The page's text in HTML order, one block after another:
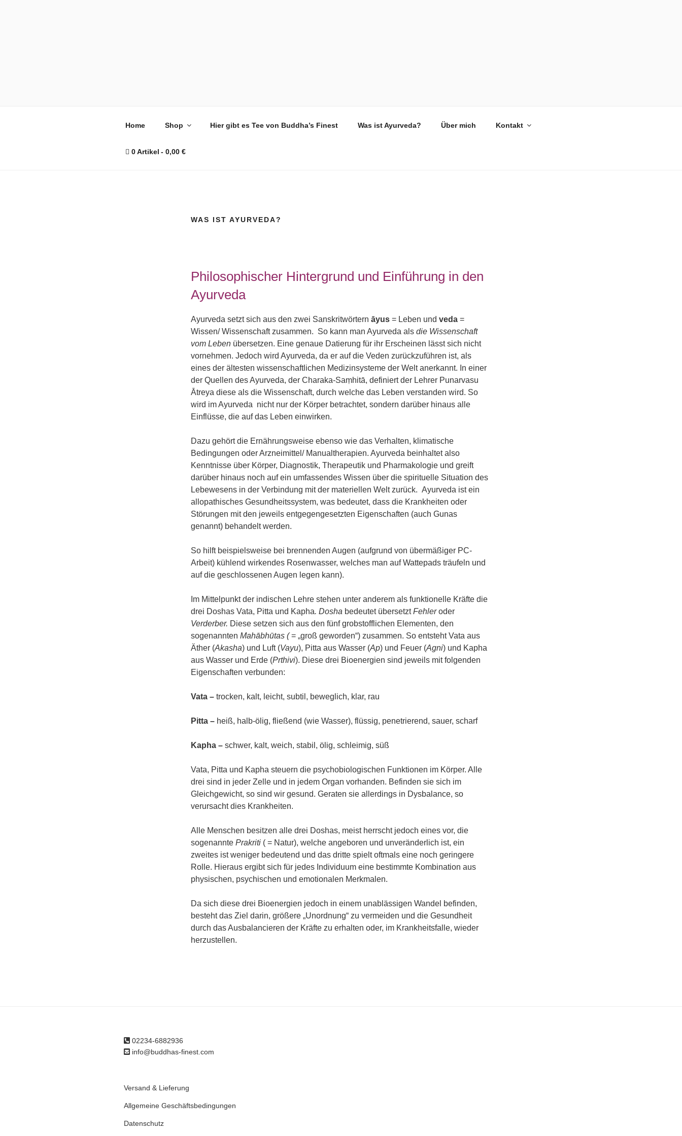
Home Shop Hier gibt es Tee von Buddha’s Finest Was ist Ayurveda? Über mich Kontakt
0 Artikel 0,00 €
WAS IST AYURVEDA?
Philosophischer Hintergrund und Einführung in den
Ayurveda
Ayurveda setzt sich aus den zwei Sanskritwörternāyus= Leben undveda =
Wissen/ Wissenschaft zusammen. So kann man Ayurveda alsdie Wissenschaft
vom Leben übersetzen. Eine genaue Datierung für ihr Erscheinen lässt sich nicht
vornehmen. Jedoch wird Ayurveda, da er auf die Veden zurückzuführen ist, als
eines der ältesten wissenschaftlichen Medizinsysteme der Welt anerkannt. In einer
der Quellen des Ayurveda, der Charaka-Saṃhitā, definiert der Lehrer Punarvasu
Ātreya diese als die Wissenschaft, durch welche das Leben verstanden wird. So
wird im Ayurveda nicht nur der Körper betrachtet, sondern darüber hinaus alle
Einflüsse, die auf das Leben einwirken.
Dazu gehört die Ernährungsweise ebenso wie das Verhalten, klimatische
Bedingungen oder Arzneimittel/ Manualtherapien. Ayurveda beinhaltet also
Kenntnisse über Körper, Diagnostik, Therapeutik und Pharmakologie und greift
darüber hinaus noch auf ein umfassendes Wissen über die spirituelle Situation des
Lebewesens in der Verbindung mit der materiellen Welt zurück. Ayurveda ist ein
allopathisches Gesundheitssystem, was bedeutet, dass die Krankheiten oder
Störungen mit den jeweils entgegengesetzten Eigenschaften (auch Gunas
genannt) behandelt werden.
So hilft beispielsweise bei brennenden Augen (aufgrund von übermäßiger PC-
Arbeit) kühlend wirkendes Rosenwasser, welches man auf Wattepads träufeln und
auf die geschlossenen Augen legen kann).
Im Mittelpunkt der indischen Lehre stehen unter anderem als funktionelle Kräfte die
drei Doshas Vata, Pitta und Kapha. Dosha bedeutet übersetztFehleroder
Verderber. Diese setzen sich aus den fünf grobstofflichen Elementen, den
sogenanntenMahābhūtas (= „groß geworden“) zusammen. So entsteht Vata aus
Äther (Akasha) und Luft (Vayu), Pitta aus Wasser (Ap) und Feuer (Agni) und Kapha
aus Wasser und Erde (Prthivi). Diese drei Bioenergien sind jeweils mit folgenden
Eigenschaften verbunden:
Vata –trocken, kalt, leicht, subtil, beweglich, klar, rau
Pitta – heiß, halb-ölig, fließend (wie Wasser), flüssig, penetrierend, sauer, scharf
Kapha –schwer, kalt, weich, stabil, ölig, schleimig, süß
Vata, Pitta und Kapha steuern die psychobiologischen Funktionen im Körper. Alle
drei sind in jeder Zelle und in jedem Organ vorhanden. Befinden sie sich im
Gleichgewicht, so sind wir gesund. Geraten sie allerdings in Dysbalance, so
verursacht dies Krankheiten.
Alle Menschen besitzen alle drei Doshas, meist herrscht jedoch eines vor, die
sogenanntePrakriti ( = Natur), welche angeboren und unveränderlich ist, ein
zweites ist weniger bedeutend und das dritte spielt oftmals eine noch geringere
Rolle. Hieraus ergibt sich für jedes Individuum eine bestimmte Kombination aus
physischen, psychischen und emotionalen Merkmalen.
Da sich diese drei Bioenergien jedoch in einem unablässigen Wandel befinden,
besteht das Ziel darin, größere „Unordnung“ zu vermeiden und die Gesundheit
durch das Ausbalancieren der Kräfte zu erhalten oder, im Krankheitsfalle, wieder
herzustellen.
02234-6882936
info@buddhas-finest.com
Versand & Lieferung
Allgemeine Geschäftsbedingungen
Datenschutz